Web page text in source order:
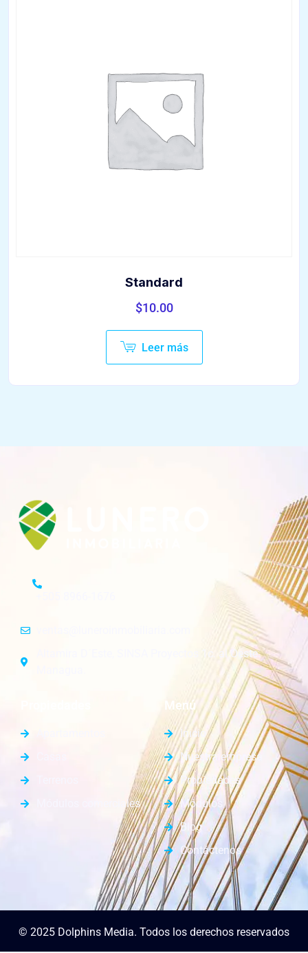
Standard
$10.00
Leer más
Altamira D´Este, SINSA Proyectos 1c. al Oeste.
Módulos comerciales
Menú
Inicio
Nuestra empresa
Propiedades
Módulos
Blog
Contáctenos
© 2025 Dolphins Media. Todos los derechos reservados